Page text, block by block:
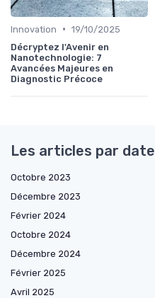
Innovation • 19/10/2025
Décryptez l'Avenir en
Nanotechnologie: 7
Avancées Majeures en
Diagnostic Précoce
Les articles par date
Octobre 2023
Décembre 2023
Février 2024
Octobre 2024
Décembre 2024
Février 2025
Avril 2025